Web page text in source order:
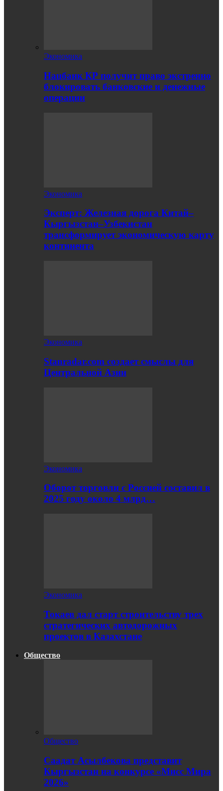
Экономика
Нацбанк КР получит право экстренно
блокировать банковские и денежные
операции
Экономика
Эксперт: Железная дорога Китай–
Кыргызстан–Узбекистан
трансформирует экономическую карту
континента
Экономика
Stanradar.com создает смыслы для
Центральной Азии
Экономика
Оборот торговли с Россией составил в
2025 году около 4 млрд…
Экономика
Токаев дал старт строительству трех
стратегических автодорожных
проектов в Казахстане
Общество
Общество
Саадат Асылбекова представит
Кыргызстан на конкурсе «Мисс Мира
2026»